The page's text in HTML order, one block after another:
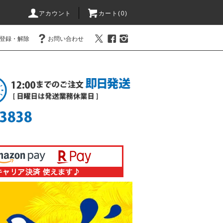
アカウント カート(0)
録・解除 お問い合わせ